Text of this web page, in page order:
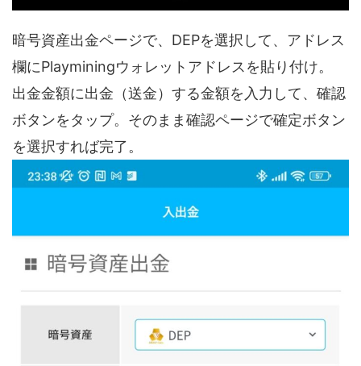
暗号資産出金ページで、DEPを選択して、アドレス
欄にPlayminingウォレットアドレスを貼り付け。
出金金額に出金（送金）する金額を入力して、確認
ボタンをタップ。そのまま確認ページで確定ボタン
を選択すれば完了。